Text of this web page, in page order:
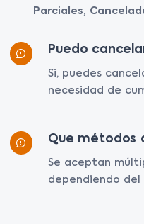
Parciales,
Puedo
Si, puedes
necesidad de
Que métodos
Se aceptan
dependiendo